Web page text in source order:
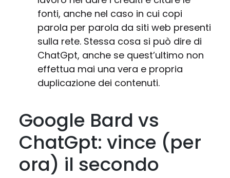
fonti, anche nel caso in cui copi
parola per parola da siti web presenti
sulla rete. Stessa cosa si può dire di
ChatGpt, anche se quest’ultimo non
effettua mai una vera e propria
duplicazione dei contenuti.
Google Bard vs
ChatGpt: vince (per
ora) il secondo